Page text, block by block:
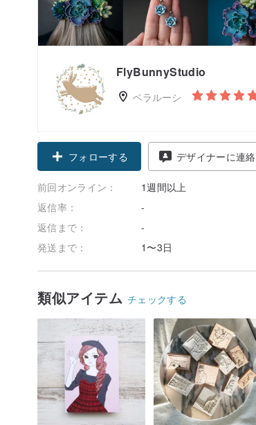
FlyBunnyStudio
ベラルーシ
フォローする デザイナーに連絡
前回オンライン：
1週間以上
返信率：
-
返信まで：
-
発送まで：
1〜3日
類似アイテム チェックする